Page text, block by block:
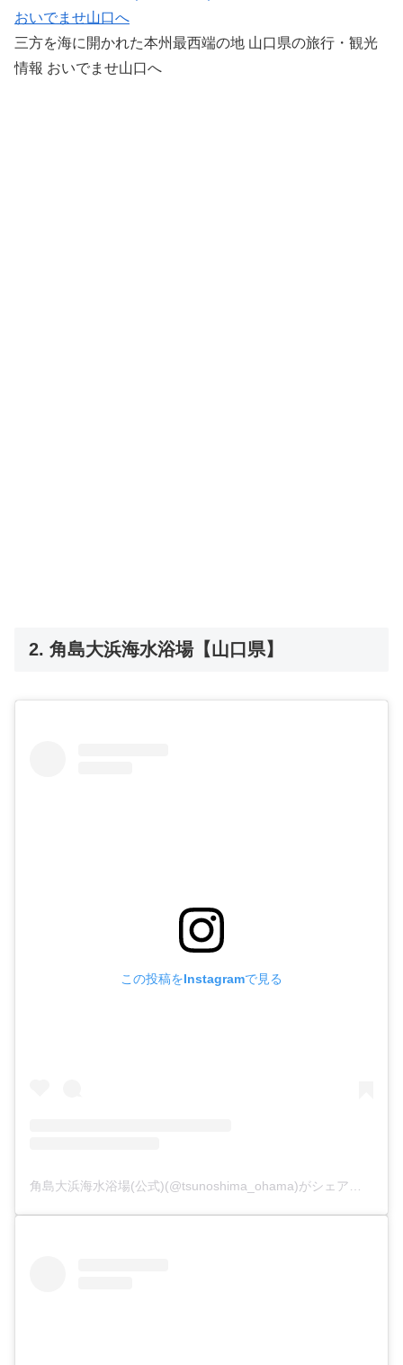
おいでませ山口へ
三方を海に開かれた本州最西端の地 山口県の旅行・観光
情報 おいでませ山口へ
2. 角島大浜海水浴場【山口県】
この投稿をInstagramで見る
角島大浜海水浴場(公式)(@tsunoshima_ohama)がシェアした投稿